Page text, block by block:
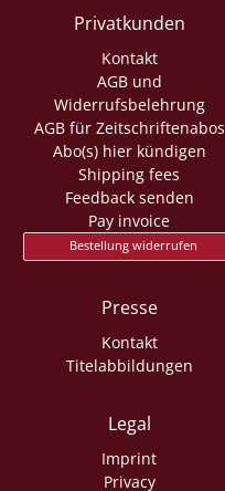
Privatkunden
Kontakt
AGB und
Widerrufsbelehrung
AGB für Zeitschriftenabos
Abo(s) hier kündigen
Shipping fees
Feedback senden
Pay invoice
Bestellung widerrufen
Presse
Kontakt
Titelabbildungen
Legal
Imprint
Privacy